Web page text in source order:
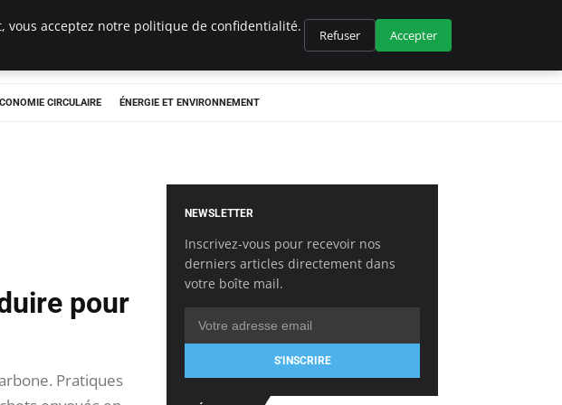
CIRCULAIRE ÉNERGIE ET ENVIRONNEMENT
pour
Pratiques
NEWSLETTER
Inscrivez-vous pour recevoir nos
derniers articles directement dans
votre boîte mail.
S'INSCRIRE
vous acceptez notre politique de confidentialité.
Refuser Accepter